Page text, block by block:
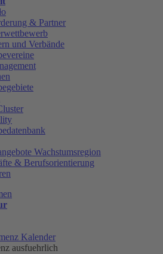
& Partner
und Verbände
Wachstumsregion
& Berufsorientierung
Kalender
ausfuehrlich